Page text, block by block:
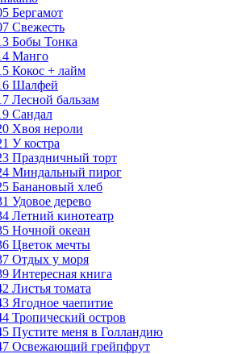
Бергамот
Свежесть
Бобы Тонка
Манго
Кокос + лайм
Шалфей
Лесной бальзам
Сандал
Хвоя нероли
У костра
Праздничный торт
Миндальный пирог
Банановый хлеб
Удовое дерево
Летний кинотеатр
Ночной океан
Цветок мечты
Отдых у моря
Интересная книга
Листья томата
Ягодное чаепитие
Тропический остров
Пустите меня в Голландию
Освежающий грейпфрут